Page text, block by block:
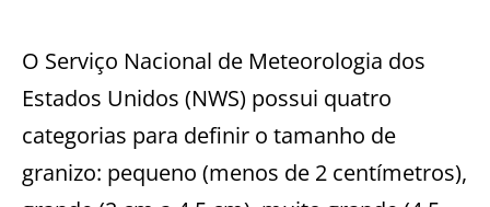
O Serviço Nacional de Meteorologia dos
Estados Unidos (NWS) possui quatro
categorias para definir o tamanho de
granizo: pequeno (menos de 2 centímetros),